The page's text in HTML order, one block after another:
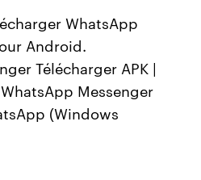
WhatsApp
Android.
Télécharger APK |
Messenger
(Windows